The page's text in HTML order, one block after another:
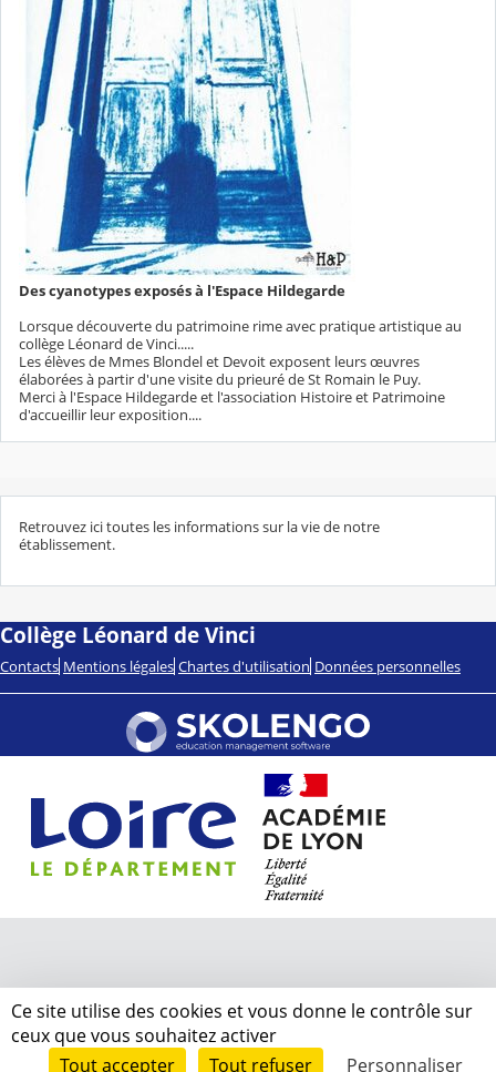
Des cyanotypes exposés à l'Espace Hildegarde
Lorsque découverte du patrimoine rime avec pratique artistique au
collège Léonard de Vinci.....
Les élèves de Mmes Blondel et Devoit exposent leurs œuvres
élaborées à partir d'une visite du prieuré de St Romain le Puy.
Merci à l'Espace Hildegarde et l'association Histoire et Patrimoine
d'accueillir leur exposition....
Retrouvez ici toutes les informations sur la vie de notre
établissement.
Collège Léonard de Vinci
Contacts Mentions légales Chartes d'utilisation Données personnelles
Ce site utilise des cookies et vous donne le contrôle sur
ceux que vous souhaitez activer
Tout accepter
Tout refuser Personnaliser